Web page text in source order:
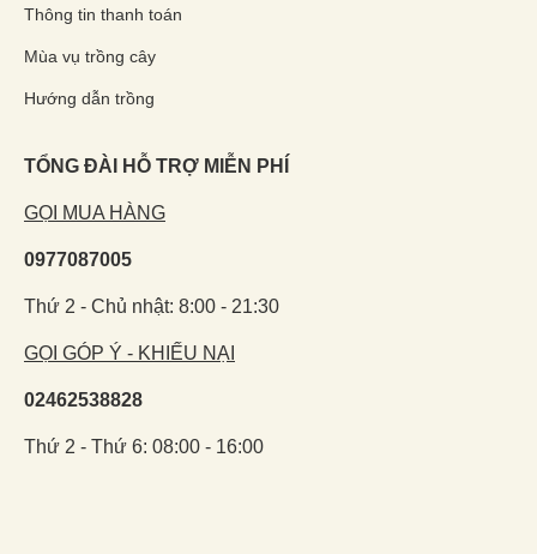
Thông tin thanh toán
Mùa vụ trồng cây
Hướng dẫn trồng
TỔNG ĐÀI HỖ TRỢ MIỄN PHÍ
GỌI MUA HÀNG
0977087005
Thứ 2 - Chủ nhật: 8:00 - 21:30
GỌI GÓP Ý - KHIẾU NẠI
02462538828
Thứ 2 - Thứ 6: 08:00 - 16:00